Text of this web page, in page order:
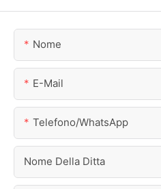
Nome
E-Mail
Telefono/WhatsApp
Nome Della Ditta